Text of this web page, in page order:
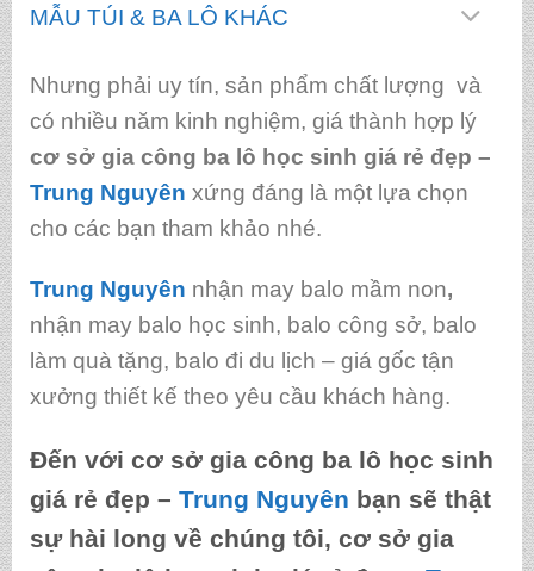
MẪU TÚI & BA LÔ KHÁC
Nhưng phải uy tín, sản phẩm chất lượng và
có nhiều năm kinh nghiệm, giá thành hợp lý
cơ sở gia công ba lô học sinh giá rẻ đẹp –
Trung Nguyên xứng đáng là một lựa chọn
cho các bạn tham khảo nhé.
Trung Nguyên nhận may balo mầm non,
nhận may balo học sinh, balo công sở, balo
làm quà tặng, balo đi du lịch – giá gốc tận
xưởng thiết kế theo yêu cầu khách hàng.
Đến với cơ sở gia công ba lô học sinh
giá rẻ đẹp – Trung Nguyên bạn sẽ thật
sự hài long về chúng tôi, cơ sở gia